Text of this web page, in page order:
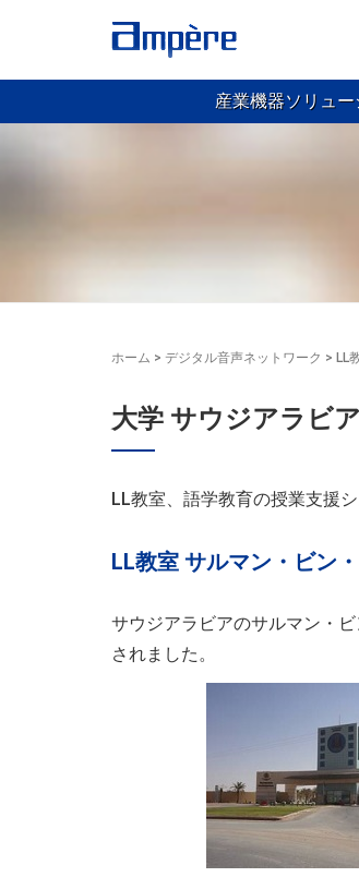
産業機器ソリュ
ホーム > デジタル音声ネットワーク > LL
大学 サウジアラビ
LL教室、語学教育の授業支援
LL教室 サルマン・ビン
サウジアラビアのサルマン・
されました。